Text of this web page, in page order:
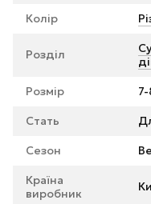
Колір
Розділ
Розмір
Стать
Сезон
Країна
виробник